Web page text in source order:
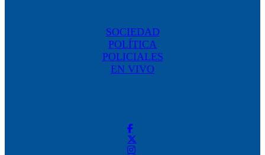
SOCIEDAD
POLÍTICA
POLICIALES
EN VIVO